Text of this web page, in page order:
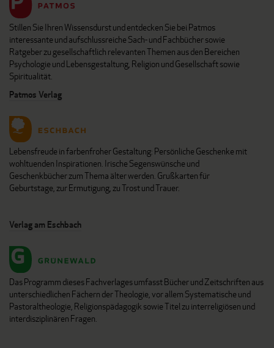
Stillen Sie Ihren Wissensdurst und entdecken Sie bei Patmos
interessante und aufschlussreiche Sach- und Fachbücher sowie
Ratgeber zu gesellschaftlich relevanten Themen aus den Bereichen
Psychologie und Lebensgestaltung, Religion und Gesellschaft sowie
Spiritualität.
Patmos Verlag
Lebensfreude in farbenfroher Gestaltung: Persönliche Geschenke mit
wohltuenden Inspirationen. Irische Segenswünsche und
Geschenkbücher zum Thema älter werden. Grußkarten für
Geburtstage, zur Ermutigung, zu Trost und Trauer.
Verlag am Eschbach
Das Programm dieses Fachverlages umfasst Bücher und Zeitschriften aus
unterschiedlichen Fächern der Theologie, vor allem Systematische und
Pastoraltheologie, Religionspädagogik sowie Titel zu interreligiösen und
interdisziplinären Fragen.